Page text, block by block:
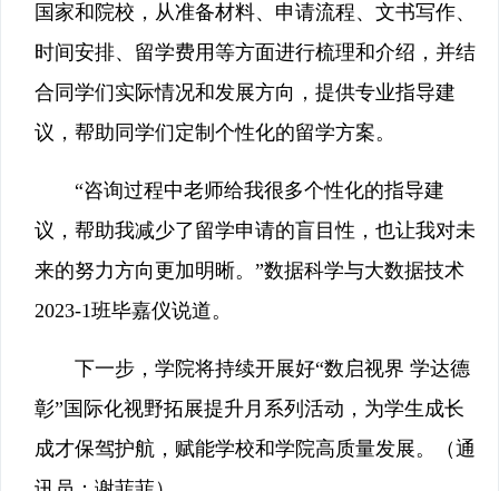
国家和院校，从准备材料、申请流程、文书写作、
时间安排、留学费用等方面进行梳理和介绍，并结
合同学们实际情况和发展方向，提供专业指导建
议，帮助同学们定制个性化的留学方案。
“咨询过程中老师给我很多个性化的指导建
议，帮助我减少了留学申请的盲目性，也让我对未
来的努力方向更加明晰。”数据科学与大数据技术
2023-1班毕嘉仪说道。
下一步，学院将持续开展好“数启视界 学达德
彰”国际化视野拓展提升月系列活动，为学生成长
成才保驾护航，赋能学校和学院高质量发展。（通